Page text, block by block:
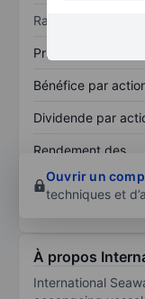
Ratios
Prix / ventes
Bénéfice par
Dividende par
Rendement des
Ouvrir un
techniques et
À propos
International